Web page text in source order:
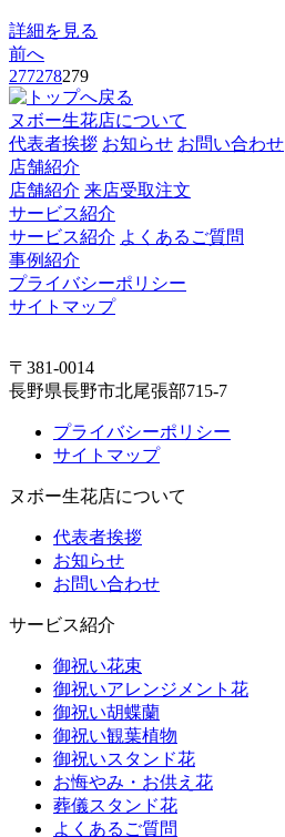
詳細を見る
前へ
277278279
ヌボー生花店について
代表者挨拶 お知らせ お問い合わせ
店舗紹介
店舗紹介 来店受取注文
サービス紹介
サービス紹介 よくあるご質問
事例紹介
プライバシーポリシー
サイトマップ
〒381-0014
長野県長野市北尾張部715-7
プライバシーポリシー
サイトマップ
ヌボー生花店について
代表者挨拶
お知らせ
お問い合わせ
サービス紹介
御祝い花束
御祝いアレンジメント花
御祝い胡蝶蘭
御祝い観葉植物
御祝いスタンド花
お悔やみ・お供え花
葬儀スタンド花
よくあるご質問